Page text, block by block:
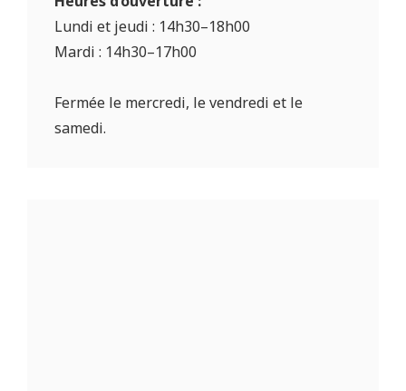
Lundi et jeudi : 14h30–18h00
Mardi : 14h30–17h00
Fermée le mercredi, le vendredi et le
samedi.